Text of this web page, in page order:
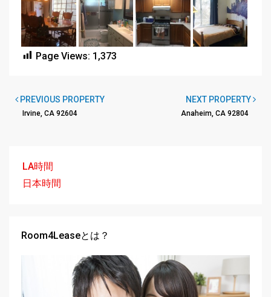
Page Views: 1,373
PREVIOUS PROPERTY
Irvine, CA 92604
NEXT PROPERTY
Anaheim, CA 92804
LA時間
日本時間
Room4Leaseとは？